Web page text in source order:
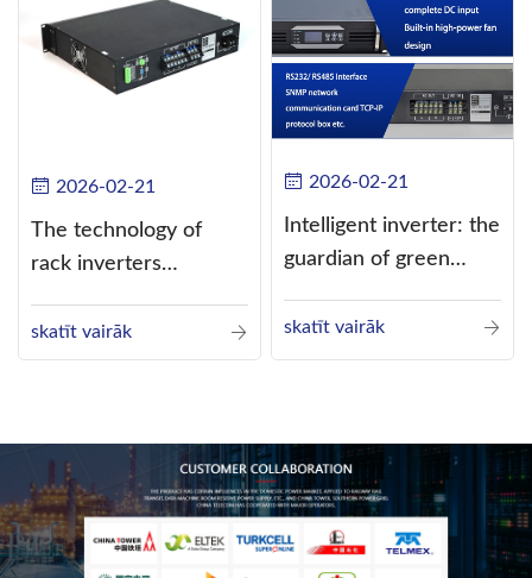
2026-02-21
The technology of
rack inverters
such as the use of
three-CPU control
skatīt vairāk
2026-02-21
Intelligent inverter: the
guardian of green
skatīt vairāk